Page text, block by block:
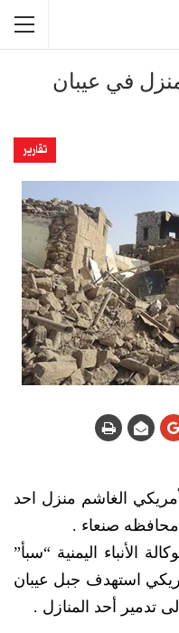
في عيبان
تقارير
الغاشم منزل احد
محافظه صنعاء .
الأنباء اليمنية “سبأ”
استهدف جبل عيبان
تدمير أحد المنازل .